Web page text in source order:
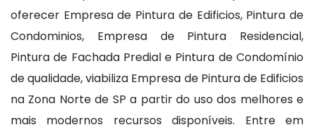
oferecer Empresa de Pintura de Edificios, Pintura de
Condominios, Empresa de Pintura Residencial,
Pintura de Fachada Predial e Pintura de Condomínio
de qualidade, viabiliza Empresa de Pintura de Edificios
na Zona Norte de SP a partir do uso dos melhores e
mais modernos recursos disponíveis. Entre em